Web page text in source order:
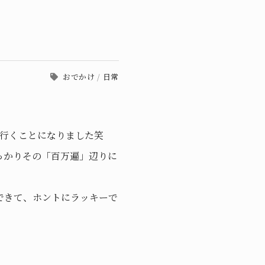
おでかけ / 日常
くことになりました笑
りその「百万遍」辺りに
て、ホントにラッキーで